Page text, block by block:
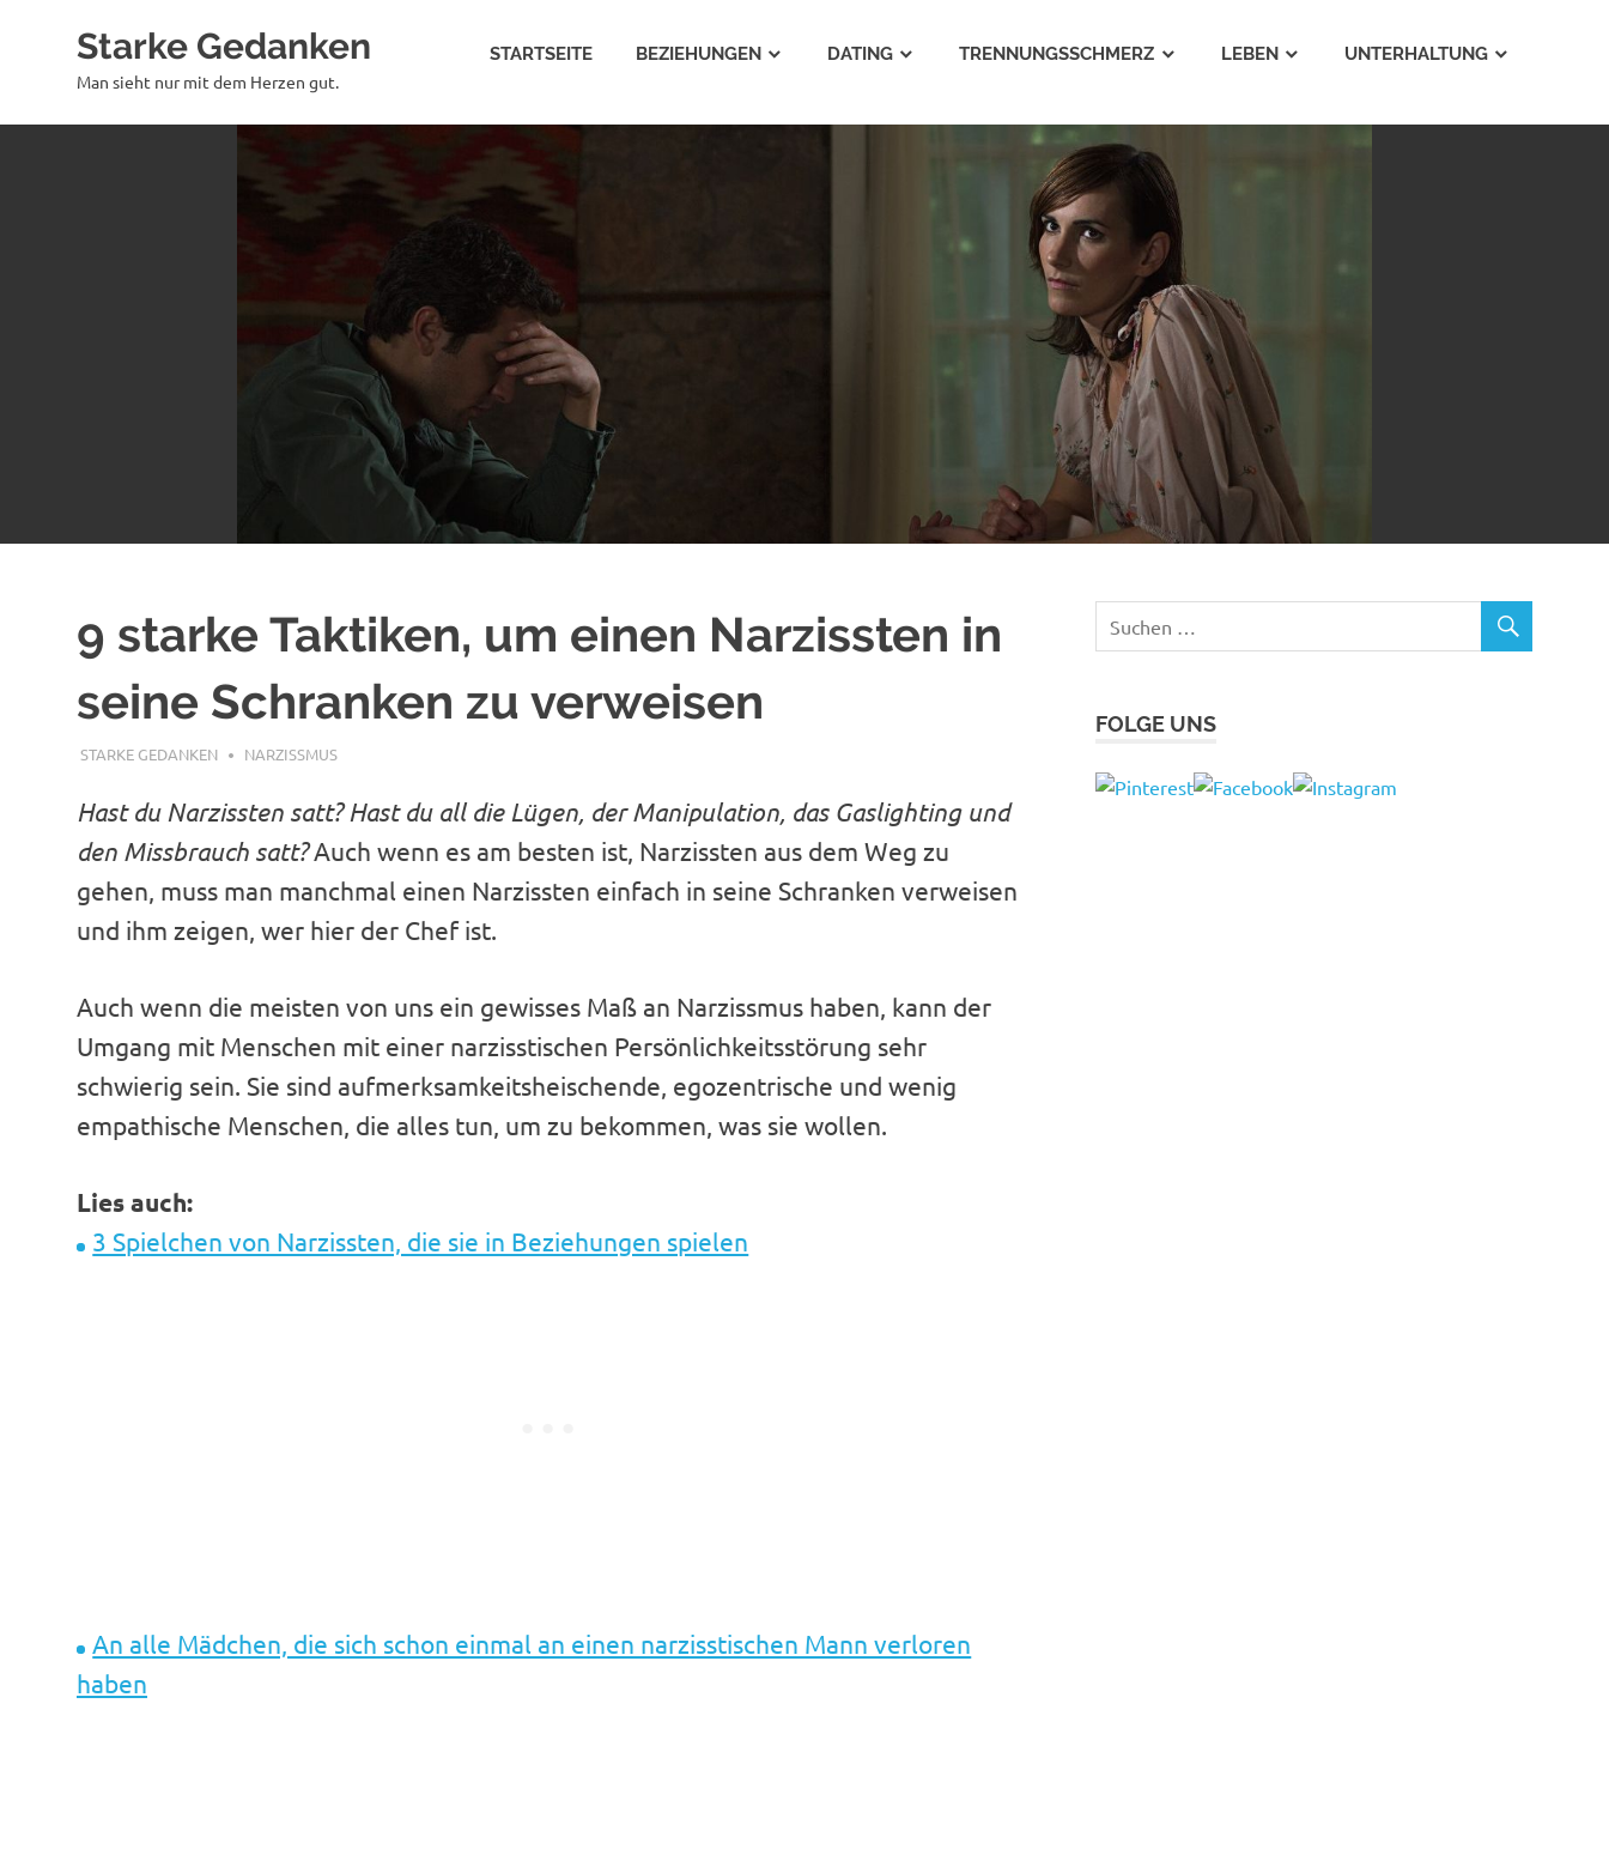
Starke Gedanken
Man sieht nur mit dem Herzen gut.
STARTSEITE BEZIEHUNGEN DATING TRENNUNGSSCHMERZ LEBEN UNTERHALTUNG
9 starke Taktiken, um einen Narzissten in
seine Schranken zu verweisen
OKTOBER 31, 2022
STARKE GEDANKEN NARZISSMUS
Hast du Narzissten satt? Hast du all die Lügen, der Manipulation, das Gaslighting und
den Missbrauch satt?Auch wenn es am besten ist, Narzissten aus dem Weg zu
gehen, muss man manchmal einen Narzissten einfach in seine Schranken verweisen
und ihm zeigen, wer hier der Chef ist.
Auch wenn die meisten von uns ein gewisses Maß an Narzissmus haben, kann der
Umgang mit Menschen mit einer narzisstischen Persönlichkeitsstörung sehr
schwierig sein. Sie sind aufmerksamkeitsheischende, egozentrische und wenig
empathische Menschen, die alles tun, um zu bekommen, was sie wollen.
Lies auch:
3 Spielchen von Narzissten, die sie in Beziehungen spielen
An alle Mädchen, die sich schon einmal an einen narzisstischen Mann verloren
haben
FOLGE UNS